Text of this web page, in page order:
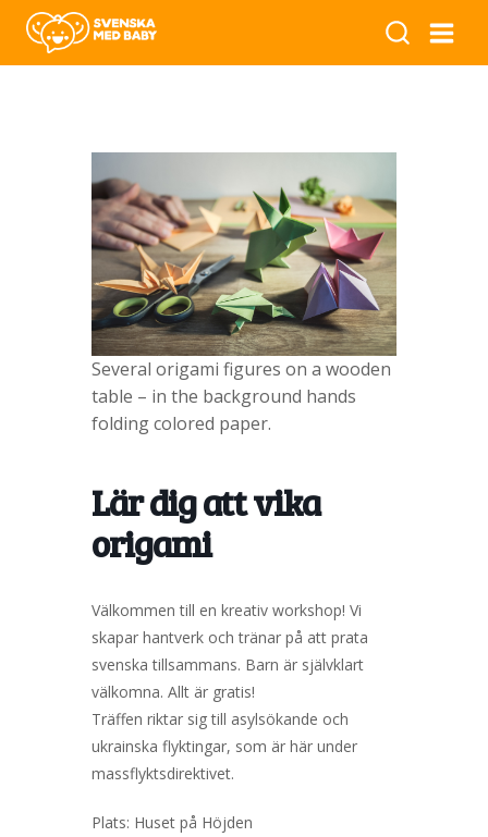
Several origami figures on a wooden
table – in the background hands
folding colored paper.
Lär dig att vika
origami
Välkommen till en kreativ workshop! Vi
skapar hantverk och tränar på att prata
svenska tillsammans. Barn är självklart
välkomna. Allt är gratis!
Träffen riktar sig till asylsökande och
ukrainska flyktingar, som är här under
massflyktsdirektivet.
Plats: Huset på Höjden